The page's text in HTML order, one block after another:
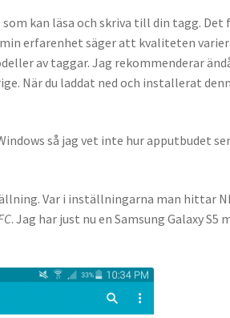
kan läsa och skriva till din tagg.
erfarenhet säger att kvaliteten
av taggar. Jag rekommenderar
När du laddat ned och installerat
så jag vet inte hur apputbudet
Var i inställningarna man hittar
. Jag har just nu en Samsung Galaxy